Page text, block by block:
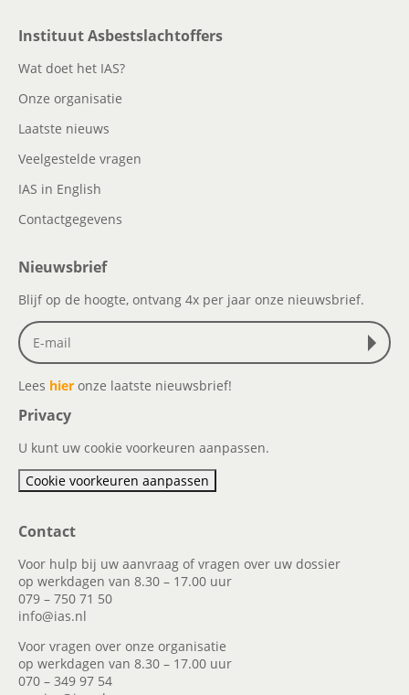
Instituut Asbestslachtoffers
Wat doet het IAS?
Onze organisatie
Laatste nieuws
Veelgestelde vragen
IAS in English
Contactgegevens
Nieuwsbrief
Blijf op de hoogte, ontvang 4x per jaar onze nieuwsbrief.
Lees hier onze laatste nieuwsbrief!
Privacy
U kunt uw cookie voorkeuren aanpassen.
Cookie voorkeuren aanpassen
Contact
Voor hulp bij uw aanvraag of vragen over uw dossier
op werkdagen van 8.30 – 17.00 uur
079 – 750 71 50
info@ias.nl
Voor vragen over onze organisatie
op werkdagen van 8.30 – 17.00 uur
070 – 349 97 54